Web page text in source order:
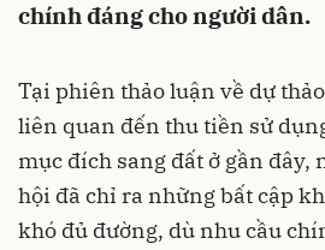
chính đáng cho người dân.
Tại phiên thảo luận về dự
liên quan đến thu tiền sử
mục đích sang đất ở gần đây,
hội đã chỉ ra những bất cập
khó đủ đường, dù nhu cầu